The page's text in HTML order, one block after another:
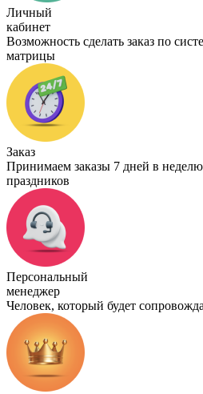
Личный
кабинет
Возможность сделать заказ по
матрицы
Заказ
Принимаем заказы 7 дней в
праздников
Персональный
менеджер
Человек, который будет